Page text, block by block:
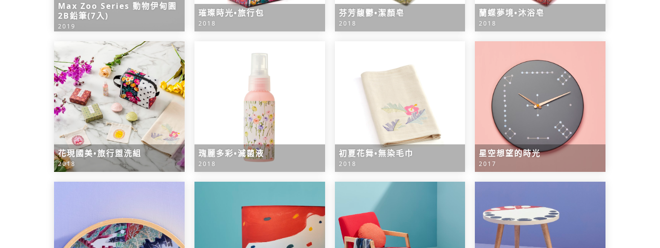
Max Zoo Series 動物伊甸園
2B鉛筆(7入)
2019
璀璨時光•旅行包
2018
芬芳馥鬱•潔顏皂
2018
蘭蝶夢境•沐浴皂
2018
花現國美•旅行盥洗組
2018
瑰麗多彩•滅菌液
2018
初夏花舞•無染毛巾
2018
星空想望的時光
2017